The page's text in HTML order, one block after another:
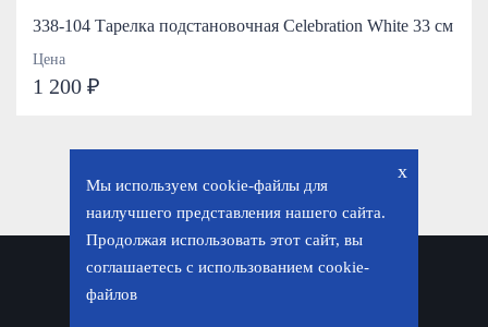
338-104 Тарелка подстановочная Celebration White 33 см
Цена
1 200 ₽
x
Мы используем cookie-файлы для
наилучшего представления нашего сайта.
Продолжая использовать этот сайт, вы
соглашаетесь с использованием cookie-
файлов